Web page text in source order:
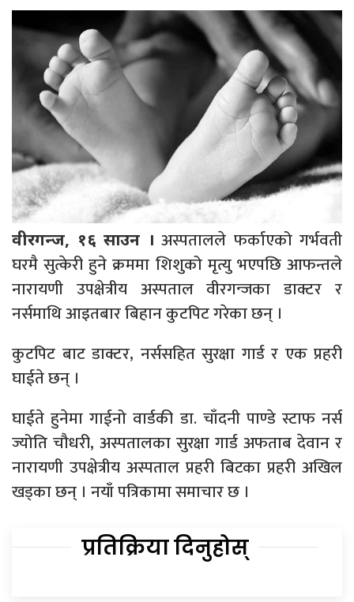
वीरगन्ज, १६ साउन । अस्पतालले फर्काएको गर्भवती
घरमै सुत्केरी हुने क्रममा शिशुको मृत्यु भएपछि आफन्तले
नारायणी उपक्षेत्रीय अस्पताल वीरगन्जका डाक्टर र
नर्समाथि आइतबार बिहान कुटपिट गरेका छन् ।
कुटपिट बाट डाक्टर, नर्ससहित सुरक्षा गार्ड र एक प्रहरी
घाईते छन् ।
घाईते हुनेमा गाईनो वार्डकी डा. चाँदनी पाण्डे स्टाफ नर्स
ज्योति चौधरी, अस्पतालका सुरक्षा गार्ड अफताब देवान र
नारायणी उपक्षेत्रीय अस्पताल प्रहरी बिटका प्रहरी अखिल
खड्का छन् । नयाँ पत्रिकामा समाचार छ ।
प्रतिक्रिया दिनुहोस्